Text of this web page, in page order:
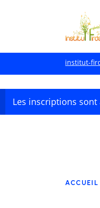
institut-
Les inscriptions
ACCUEIL